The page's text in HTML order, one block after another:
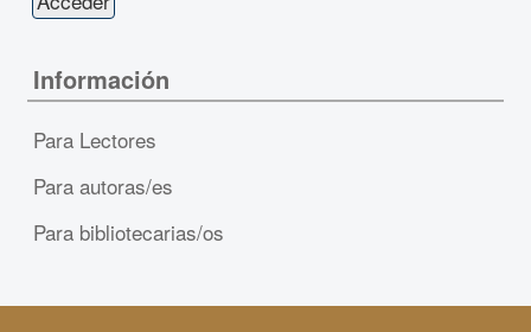
Información
Para Lectores
Para autoras/es
Para bibliotecarias/os